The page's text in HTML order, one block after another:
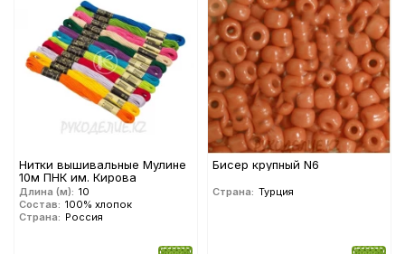
Нитки вышивальные Мулине
10м ПНК им. Кирова
Длина (м): 10
Состав: 100% хлопок
Страна: Россия
Бисер крупный N6
Страна: Турция